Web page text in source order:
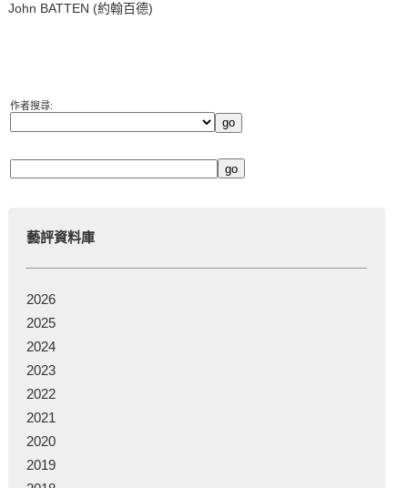
John BATTEN (約翰百德)
作者搜尋:
藝評資料庫
2026
2025
2024
2023
2022
2021
2020
2019